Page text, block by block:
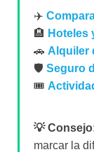
✈️
🏨 Hoteles
🚗 Alquiler
🛡️ Seguro
🎟️
💡
marcar la